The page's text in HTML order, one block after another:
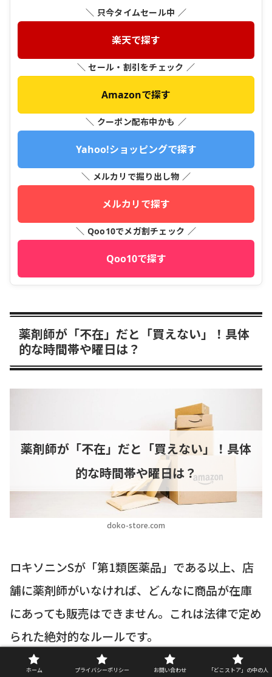
＼ 只今タイムセール中 ／
楽天で探す
＼ セール・割引をチェック ／
Amazonで探す
＼ クーポン配布中かも ／
Yahoo!ショッピングで探す
＼ メルカリで掘り出し物 ／
メルカリで探す
＼ Qoo10でメガ割チェック ／
Qoo10で探す
薬剤師が「不在」だと「買えない」！具体
的な時間帯や曜日は？
doko-store.com
薬剤師が「不在」だと「買えない」！具体
的な時間帯や曜日は？
ロキソニンSが「第1類医薬品」である以上、店
舗に薬剤師がいなければ、どんなに商品が在庫
にあっても販売はできません。これは法律で定め
られた絶対的なルールです。
では、一体どのような時間帯や曜日に「薬剤師
ホーム プライバシーポリシー お問い合わせ 「どこストア」の中の人